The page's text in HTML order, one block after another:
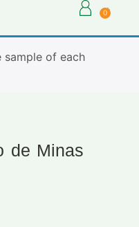
0
sample of each
de Minas